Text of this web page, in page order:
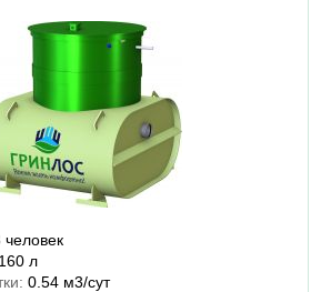
человек
160 л
0.54 м3/сут